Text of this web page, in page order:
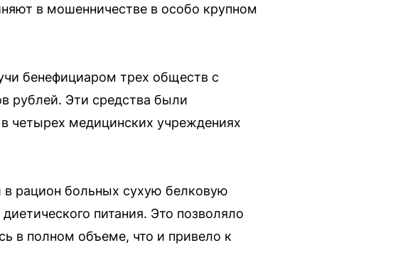
в мошенничестве в особо крупном
бенефициаром трех обществ с
рублей. Эти средства были
в четырех медицинских учреждениях
в рацион больных сухую белковую
питания. Это позволяло
в полном объеме, что и привело к